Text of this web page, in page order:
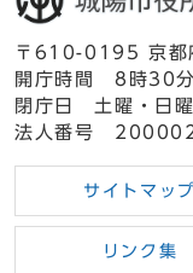
〒610-0195 京都
開庁時間 8時30
閉庁日 土曜・日
法人番号
サイトマップ
リンク集